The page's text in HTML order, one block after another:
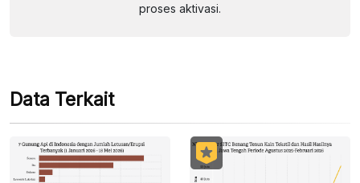
proses aktivasi.
Data Terkait